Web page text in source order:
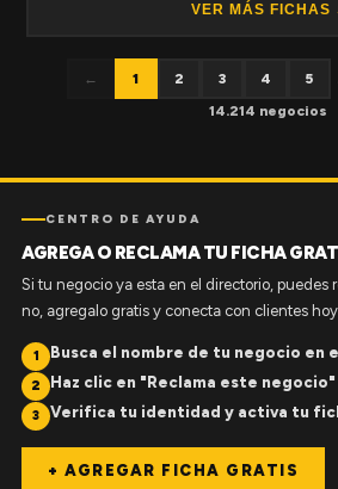
VER MÁS FICHAS
← 1 2 3 4 5
14.214 negocios
CENTRO DE AYUDA
AGREGA O RECLAMA TU FICHA
Si tu negocio ya esta en el directorio, puedes
no, agregalo gratis y conecta con clientes
1 Busca el nombre de tu negocio en
2 Haz clic en "Reclama este negocio"
3 Verifica tu identidad y activa tu
+ AGREGAR FICHA GRATIS